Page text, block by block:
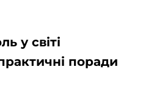
у світі
поради